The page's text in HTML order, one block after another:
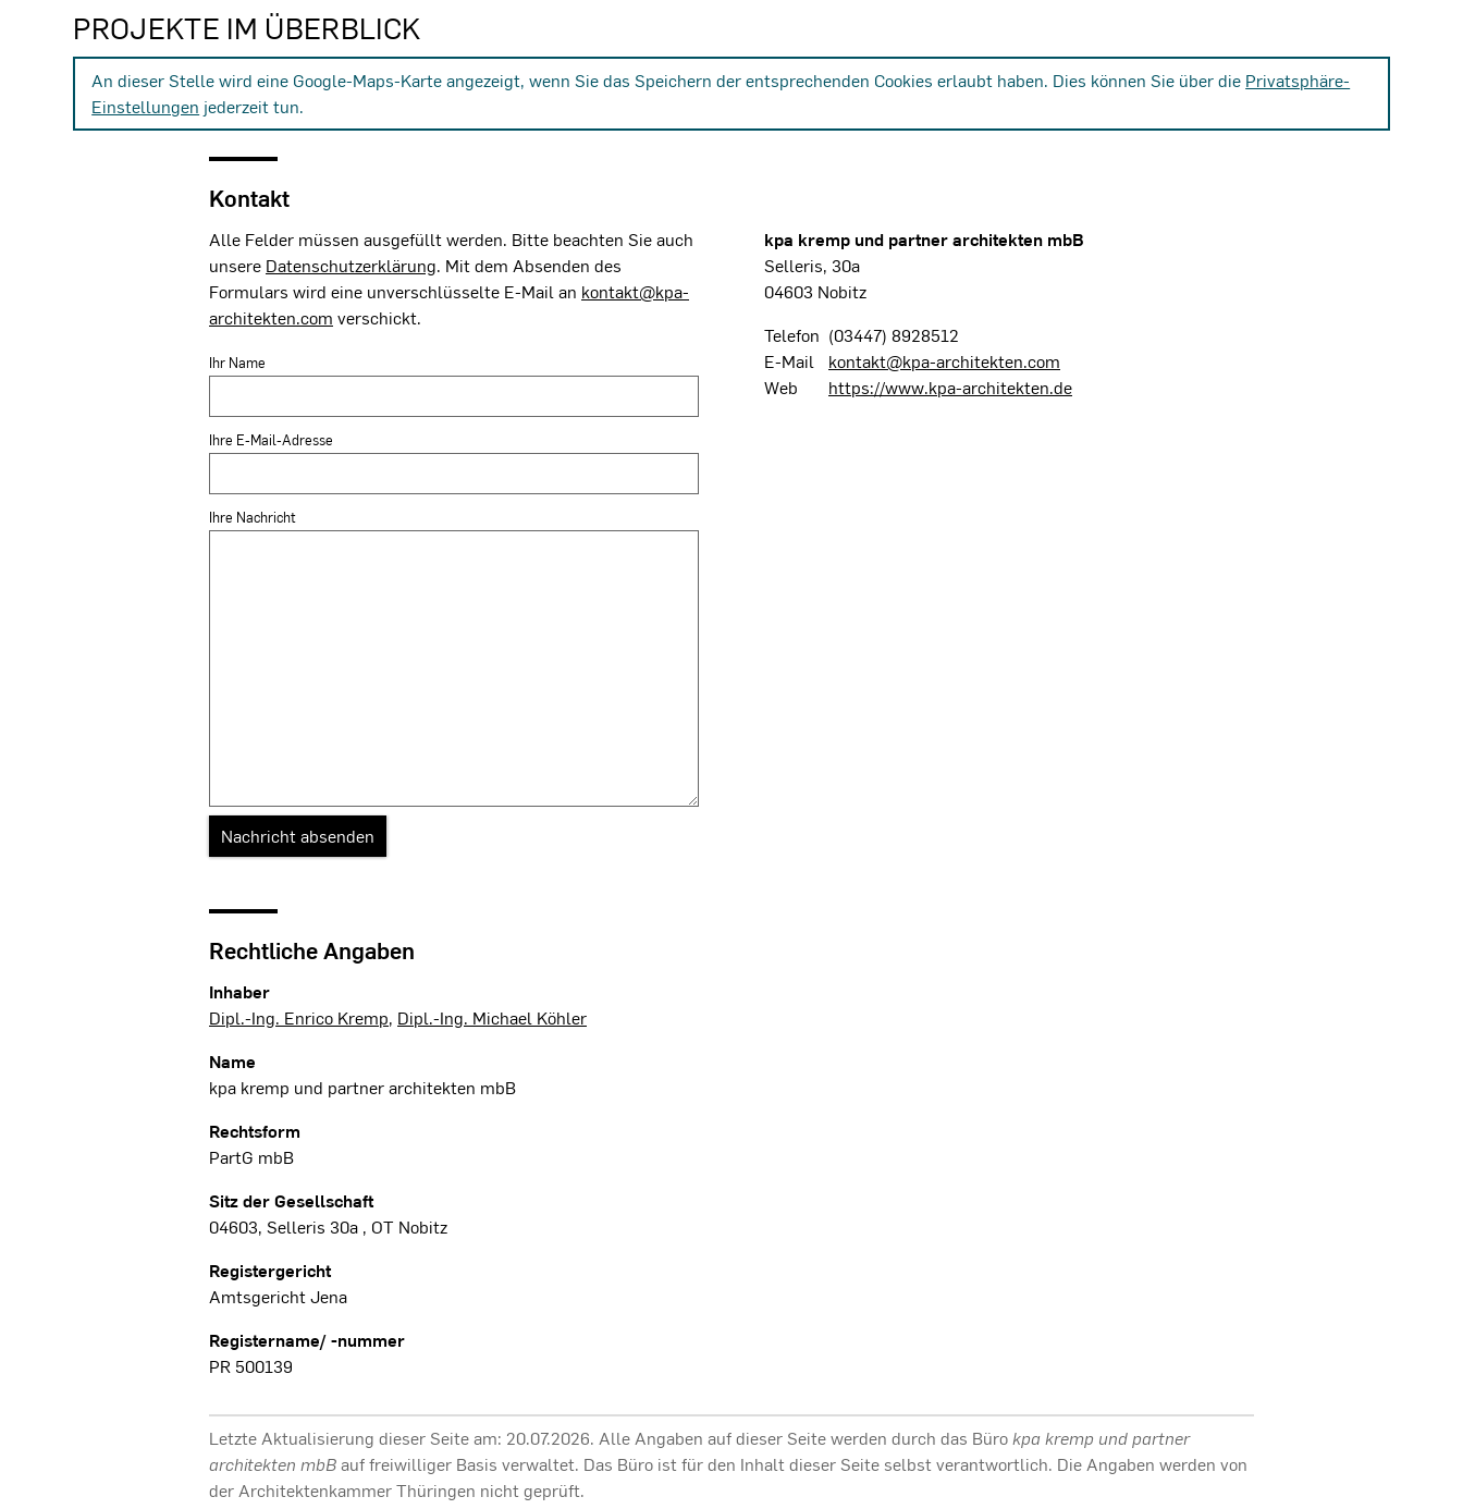
PROJEKTE IM ÜBERBLICK
An dieser Stelle wird eine Google-Maps-Karte angezeigt, wenn Sie das Speichern der entsprechenden Cookies erlaubt haben. Dies können Sie über die Privatsphäre-
Einstellungen jederzeit tun.
Kontakt
Alle Felder müssen ausgefüllt werden. Bitte beachten Sie auch
unsere Datenschutzerklärung. Mit dem Absenden des
Formulars wird eine unverschlüsselte E-Mail an kontakt@kpa-
architekten.com verschickt.
Ihr Name
Ihre E-Mail-Adresse
Ihre Nachricht
kpa kremp und partner architekten mbB
Selleris, 30a
04603 Nobitz
Telefon (03447) 8928512
E-Mail
kontakt@kpa-architekten.com
Web
https://www.kpa-architekten.de
Rechtliche Angaben
Inhaber
Dipl.-Ing. Enrico Kremp, Dipl.-Ing. Michael Köhler
Name
kpa kremp und partner architekten mbB
Rechtsform
PartG mbB
Sitz der Gesellschaft
04603, Selleris 30a , OT Nobitz
Registergericht
Amtsgericht Jena
Registername/ -nummer
PR 500139
Letzte Aktualisierung dieser Seite am: 20.07.2026. Alle Angaben auf dieser Seite werden durch das Büro kpa kremp und partner
architekten mbBauf freiwilliger Basis verwaltet. Das Büro ist für den Inhalt dieser Seite selbst verantwortlich. Die Angaben werden von
der Architektenkammer Thüringen nicht geprüft.